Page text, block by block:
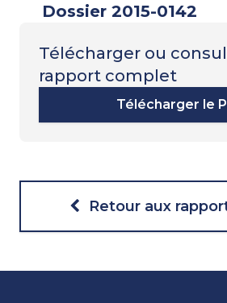
Dossier 2015-0142
Télécharger ou
rapport complet
Télécharger le
Retour aux